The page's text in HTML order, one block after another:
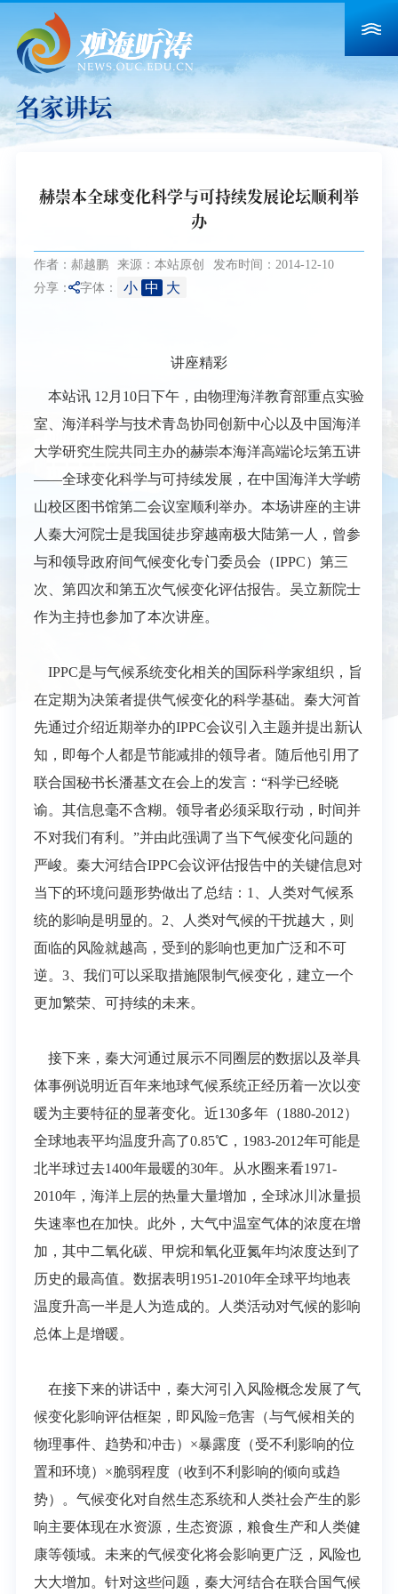
名家讲坛
赫崇本全球变化科学与可持续发展论坛顺利举
办
作者：郝越鹏 来源：本站原创 发布时间：2014-12-10
分享： 字体： 小 中 大
讲座精彩
本站讯12月10日下午，由物理海洋教育部重点实验
室、海洋科学与技术青岛协同创新中心以及中国海洋
大学研究生院共同主办的赫崇本海洋高端论坛第五讲
——全球变化科学与可持续发展，在中国海洋大学崂
山校区图书馆第二会议室顺利举办。本场讲座的主讲
人秦大河院士是我国徒步穿越南极大陆第一人，曾参
与和领导政府间气候变化专门委员会（IPPC）第三
次、第四次和第五次气候变化评估报告。吴立新院士
作为主持也参加了本次讲座。
IPPC是与气候系统变化相关的国际科学家组织，旨
在定期为决策者提供气候变化的科学基础。秦大河首
先通过介绍近期举办的IPPC会议引入主题并提出新认
知，即每个人都是节能减排的领导者。随后他引用了
联合国秘书长潘基文在会上的发言：“科学已经晓
谕。其信息毫不含糊。领导者必须采取行动，时间并
不对我们有利。”并由此强调了当下气候变化问题的
严峻。秦大河结合IPPC会议评估报告中的关键信息对
当下的环境问题形势做出了总结：1、人类对气候系
统的影响是明显的。2、人类对气候的干扰越大，则
面临的风险就越高，受到的影响也更加广泛和不可
逆。3、我们可以采取措施限制气候变化，建立一个
更加繁荣、可持续的未来。
接下来，秦大河通过展示不同圈层的数据以及举具
体事例说明近百年来地球气候系统正经历着一次以变
暖为主要特征的显著变化。近130多年（1880-2012）
全球地表平均温度升高了0.85℃，1983-2012年可能是
北半球过去1400年最暖的30年。从水圈来看1971-
2010年，海洋上层的热量大量增加，全球冰川冰量损
失速率也在加快。此外，大气中温室气体的浓度在增
加，其中二氧化碳、甲烷和氧化亚氮年均浓度达到了
历史的最高值。数据表明1951-2010年全球平均地表
温度升高一半是人为造成的。人类活动对气候的影响
总体上是增暖。
在接下来的讲话中，秦大河引入风险概念发展了气
候变化影响评估框架，即风险=危害（与气候相关的
物理事件、趋势和冲击）×暴露度（受不利影响的位
置和环境）×脆弱程度（收到不利影响的倾向或趋
势）。气候变化对自然生态系统和人类社会产生的影
响主要体现在水资源，生态资源，粮食生产和人类健
康等领域。未来的气候变化将会影响更广泛，风险也
大大增加。针对这些问题，秦大河结合在联合国气候